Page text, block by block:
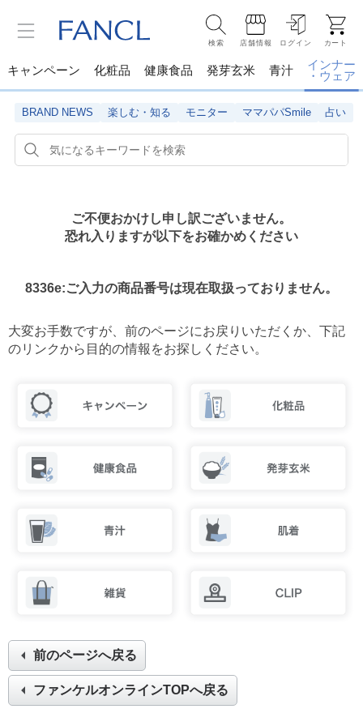
検索 店舗情報 ログイン カート
キャンペーン 化粧品 健康食品 発芽玄米 青汁
インナー
・ウェア
BRAND NEWS 楽しむ・知る モニター ママパパSmile 占い
ご不便おかけし申し訳ございません。
恐れ入りますが以下をお確かめください
8336e:ご入力の商品番号は現在取扱っておりません。
大変お手数ですが、前のページにお戻りいただくか、 下記
のリンクから目的の情報をお探しください。
前のページへ戻る
ファンケルオンラインTOPへ戻る